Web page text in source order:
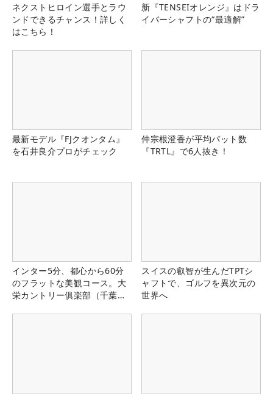
ネクストヒロイン選手とラウ
ンドできるチャンス！詳しく
はこちら！
新『TENSEIオレンジ』はドラ
イバーシャフトの“最適解”
最新モデル『FJクオンタム』
を石井良介プロがチェック
仲宗根澄香が平均パット数
『TRTL』で6人抜き！
インター5分、都心から60分
のフラットな美観コース。大
栄カントリー俱楽部（千葉
スイスの叡智が生んだTPTシ
ャフトで、ゴルフを異次元の
世界へ